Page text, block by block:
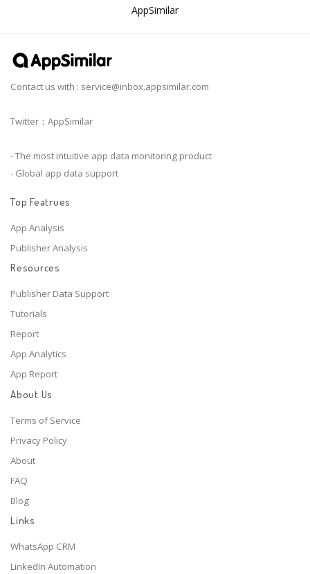
AppSimilar
Contact us with : service@inbox.appsimilar.com
Twitter：AppSimilar
- The most intuitive app data monitoring product
- Global app data support
Top Featrues
App Analysis
Publisher Analysis
Resources
Publisher Data Support
Tutorials
Report
App Analytics
App Report
About Us
Terms of Service
Privacy Policy
About
FAQ
Blog
Links
WhatsApp CRM
LinkedIn Automation